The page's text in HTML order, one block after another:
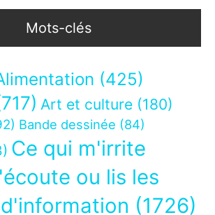
Mots-clés
(425)
Art et culture (180)
Bande dessinée (84)
Ce qui m'irrite
ou lis les
(1726)